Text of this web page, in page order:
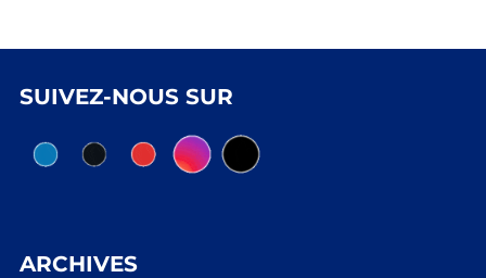
SUIVEZ-NOUS SUR
ARCHIVES